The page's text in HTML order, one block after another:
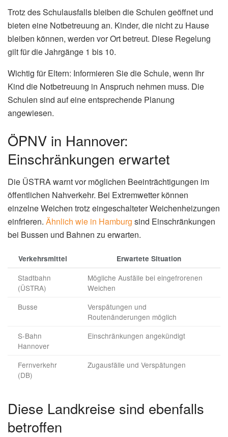
Trotz des Schulausfalls bleiben die Schulen geöffnet und
bieten eine Notbetreuung an. Kinder, die nicht zu Hause
bleiben können, werden vor Ort betreut. Diese Regelung
gilt für die Jahrgänge 1 bis 10.
Wichtig für Eltern: Informieren Sie die Schule, wenn Ihr
Kind die Notbetreuung in Anspruch nehmen muss. Die
Schulen sind auf eine entsprechende Planung
angewiesen.
ÖPNV in Hannover:
Einschränkungen erwartet
Die ÜSTRA warnt vor möglichen Beeinträchtigungen im
öffentlichen Nahverkehr. Bei Extremwetter können
einzelne Weichen trotz eingeschalteter Weichenheizungen
einfrieren. Ähnlich wie in Hamburg sind Einschränkungen
bei Bussen und Bahnen zu erwarten.
Verkehrsmittel Erwartete Situation
Stadtbahn
(ÜSTRA)
Mögliche Ausfälle bei eingefrorenen
Weichen
Busse
Verspätungen und
Routenänderungen möglich
S-Bahn
Hannover
Einschränkungen angekündigt
Fernverkehr
(DB)
Zugausfälle und Verspätungen
Diese Landkreise sind ebenfalls
betroffen